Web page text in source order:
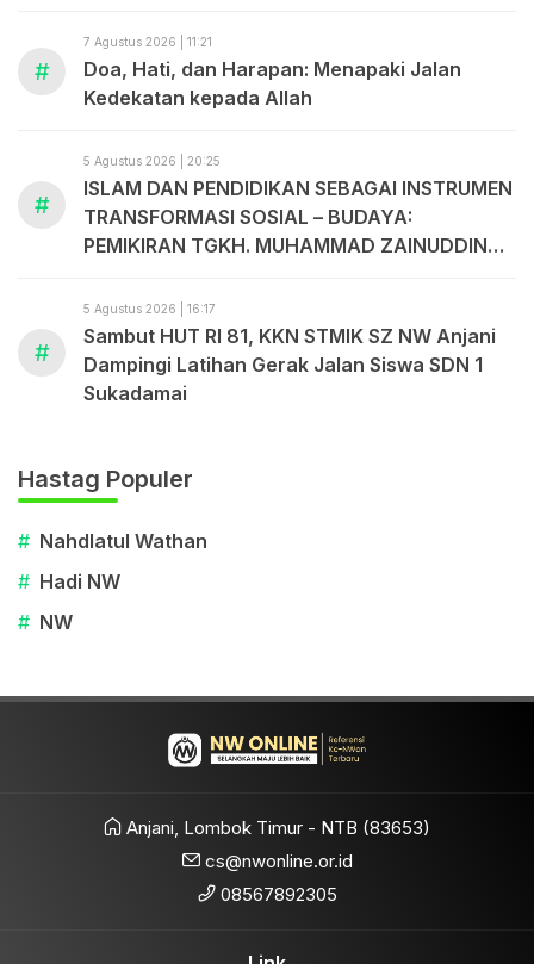
#
7 Agustus 2026 | 11:21
Doa, Hati, dan Harapan: Menapaki Jalan
Kedekatan kepada Allah
#
5 Agustus 2026 | 20:25
ISLAM DAN PENDIDIKAN SEBAGAI INSTRUMEN
TRANSFORMASI SOSIAL – BUDAYA:
PEMIKIRAN TGKH. MUHAMMAD ZAINUDDIN
#
5 Agustus 2026 | 16:17
Sambut HUT RI 81, KKN STMIK SZ NW Anjani
Dampingi Latihan Gerak Jalan Siswa SDN 1
Sukadamai
Hastag Populer
# Nahdlatul Wathan
# Hadi NW
# NW
Anjani, Lombok Timur - NTB (83653)
cs@nwonline.or.id
08567892305